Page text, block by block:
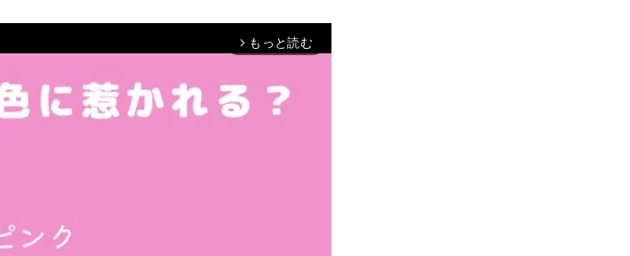
arrow_forward_ios もっと読む